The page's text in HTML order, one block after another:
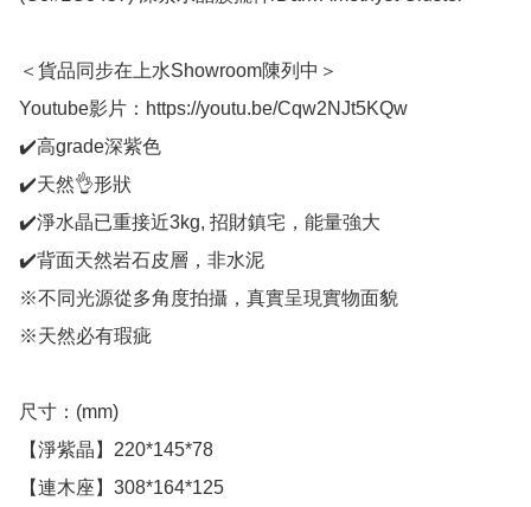
＜貨品同步在上水Showroom陳列中＞
Youtube影片：https://youtu.be/Cqw2NJt5KQw
✔️高grade深紫色
✔️天然👌形狀
✔️淨水晶已重接近3kg, 招財鎮宅，能量強大
✔️背面天然岩石皮層，非水泥
※不同光源從多角度拍攝，真實呈現實物面貌
※天然必有瑕疵
尺寸：(mm)
【淨紫晶】220*145*78
【連木座】308*164*125